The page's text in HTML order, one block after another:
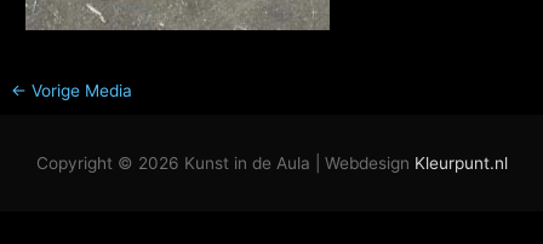
← Vorige Media
Copyright © 2026 Kunst in de Aula | Webdesign Kleurpunt.nl